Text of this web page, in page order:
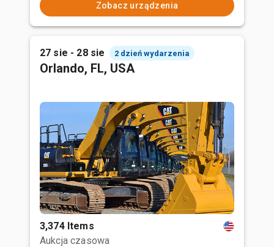
Zobacz urządzenia
27 sie - 28 sie 2 dzień wydarzenia
Orlando, FL, USA
3,374 Items
Aukcja czasowa